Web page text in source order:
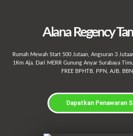
Alana Regency
Rumah Mewah Start 500 Jutaan, Angsuran 3
1Km Aja, Dari MERR Gunung Anyar Surabaya
FREE BPHTB, PPN, AJB,
Dapatkan Penawaran